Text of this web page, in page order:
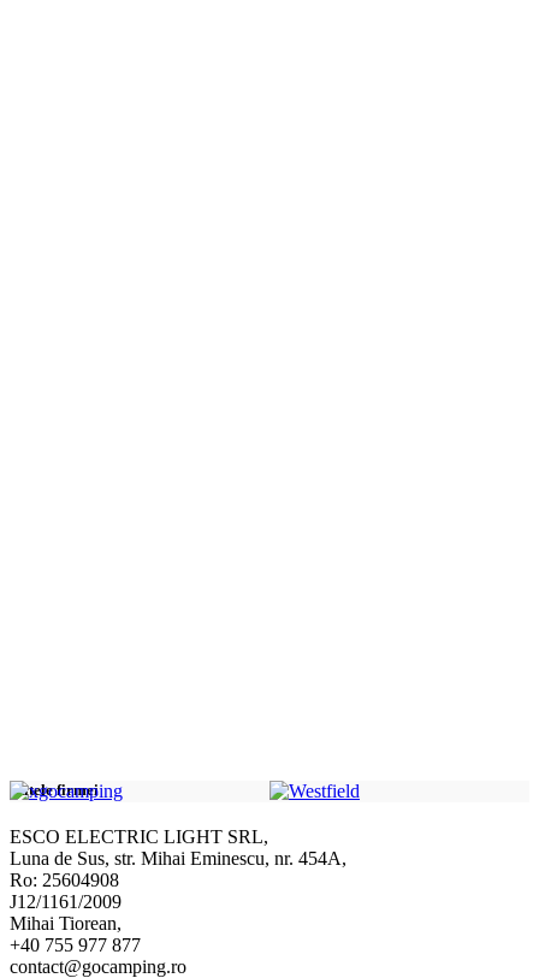
Datele firmei
ESCO ELECTRIC LIGHT SRL,
Luna de Sus, str. Mihai Eminescu, nr. 454A,
Ro: 25604908
J12/1161/2009
Mihai Tiorean,
+40 755 977 877
contact@gocamping.ro